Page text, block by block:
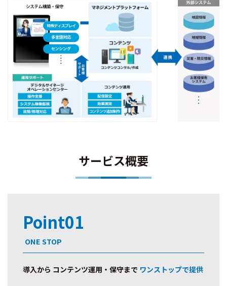
サービス概要
Point01
ONE STOP
導入から コンテンツ運用・保守まで ワンストップで提供